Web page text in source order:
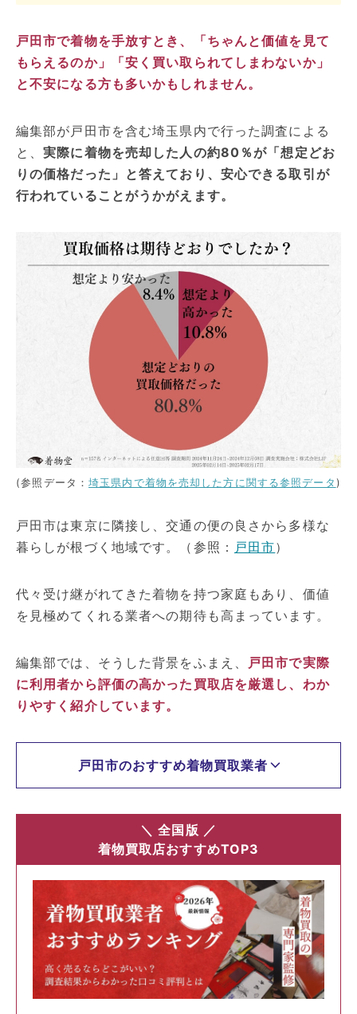
戸田市で着物を手放すとき、「ちゃんと価値を見て
もらえるのか」「安く買い取られてしまわないか」
と不安になる方も多いかもしれません。
編集部が戸田市を含む埼玉県内で行った調査による
と、実際に着物を売却した人の約80％が「想定どお
りの価格だった」と答えており、安心できる取引が
行われていることがうかがえます。
(参照データ：埼玉県内で着物を売却した方に関する参照データ )
戸田市は東京に隣接し、交通の便の良さから多様な
暮らしが根づく地域です。（参照： 戸田市）
代々受け継がれてきた着物を持つ家庭もあり、価値
を見極めてくれる業者への期待も高まっています。
編集部では、そうした背景をふまえ、
戸田市で実際
に利用者から評価の高かった買取店を厳選し、わか
りやすく紹介しています。
戸田市のおすすめ着物買取業者
＼ 全国版 ／
着物買取店おすすめTOP3